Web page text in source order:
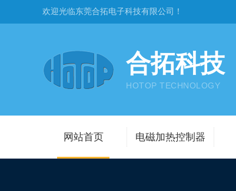
欢迎光临东莞合拓电子科技有限公司！
合拓科技
HOTOP TECHNOLOGY
网站首页 电磁加热控制器